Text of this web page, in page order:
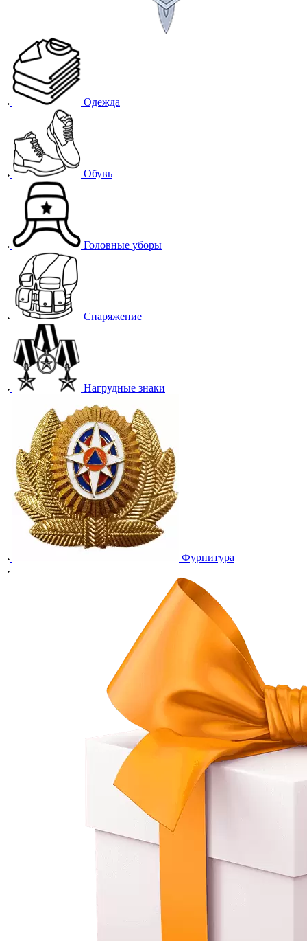
Одежда
Обувь
Головные уборы
Снаряжение
Нагрудные знаки
Фурнитура